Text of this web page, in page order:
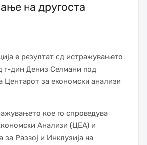
на другоста
е резултат од истражувањето
г-дин Дениз Селмани под
Центарот за економски анализи
кое го спроведува
Анализи (ЦЕА) и
за Развој и Инклузија на